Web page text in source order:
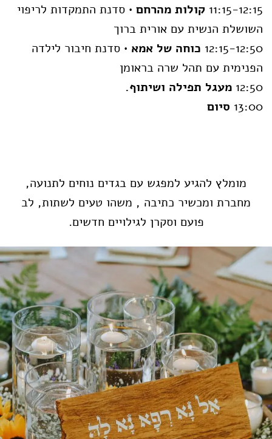
11:15-12:15 קולות מהרחם • סדנת התמקדות לריפוי
השושלת הנשית עם אורית ברוך
12:15-12:50 כוחה של אמא • סדנת חיבור לילדה
הפנימית עם תהל שרה בראומן
12:50 מעגל תפילה ושיתוף.
13:00 סיום
מומלץ להגיע למפגש עם בגדים נוחים לתנועה,
מחברת ומכשיר כתיבה , משהו טעים לשתות, לב
פועם וסקרן לגילויים חדשים.